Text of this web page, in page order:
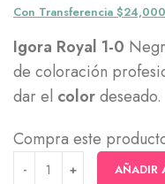
Con Transferencia $24,000
Igora Royal 1-0
de coloración
dar el colordeseado.
Compra este
AÑADIR